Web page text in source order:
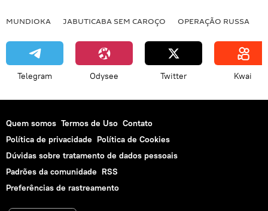
MUNDIOKA JABUTICABA SEM CAROÇO OPERAÇÃO RUSSA
Telegram Odysee Twitter Kwai
Quem somos Termos de Uso Contato
Política de privacidade Política de Cookies
Dúvidas sobre tratamento de dados pessoais
Padrões da comunidade RSS
Preferências de rastreamento